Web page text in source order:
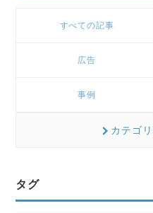
すべての記事
広告
事例
カテゴ
タグ